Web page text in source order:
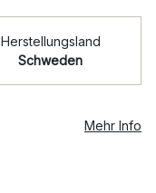
Herstellungsland
Schweden
Mehr Info